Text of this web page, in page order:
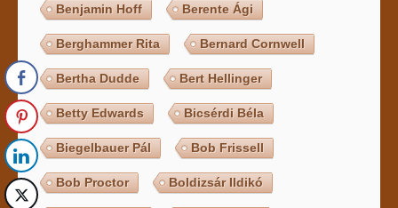
Benjamin Hoff Berente Ági
Berghammer Rita Bernard Cornwell
Bertha Dudde Bert Hellinger
Betty Edwards Bicsérdi Béla
Biegelbauer Pál Bob Frissell
Bob Proctor Boldizsár Ildikó